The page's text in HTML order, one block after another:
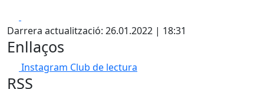
Darrera actualització: 26.01.2022 | 18:31
Enllaços
Instagram Club de lectura
RSS